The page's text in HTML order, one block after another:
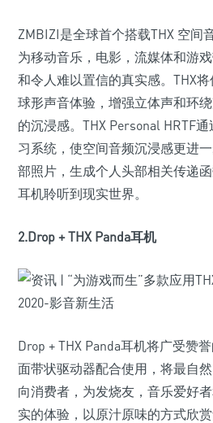
ZMBIZI是全球首个搭载THX 空间
为移动音乐，电影，流媒体和游
和令人难以置信的真实感。THX
球形声音体验，增强立体声和环
的沉浸感。THX Personal HRTF
习系统，使空间音频沉浸感更进
部照片，生成个人头部相关传递
耳机聆听到现实世界。
2.Drop + THX Panda耳机
Drop + THX Panda耳机将广受赞
面带状驱动器配合使用，将最自
向消费者，为发烧友，音乐爱好
实的体验，以原汁原味的方式欣赏